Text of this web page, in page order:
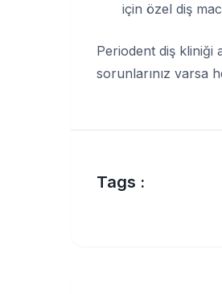
için özel diş
Periodent diş kliniği
sorunlarınız varsa
Tags :